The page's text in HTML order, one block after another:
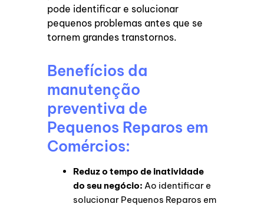
pode identificar e solucionar
pequenos problemas antes que se
tornem grandes transtornos.
Benefícios da
manutenção
preventiva de
Pequenos Reparos em
Comércios:
Reduz o tempo de inatividade
do seu negócio: Ao identificar e
solucionar Pequenos Reparos em